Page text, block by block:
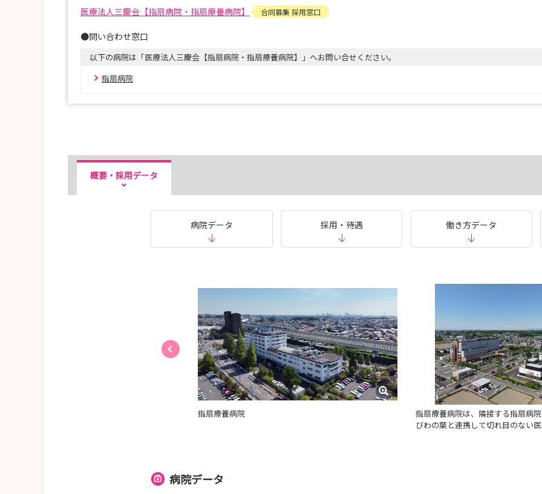
医療法人三慶会【指扇病院・指扇療養病院】 合同募集 採用窓口
●問い合わせ窓口
以下の病院は「医療法人三慶会【指扇病院・指扇療養病院】」へお問い合せください。
指扇病院
概要・採用データ
病院データ 採用・待遇 働き方データ
指扇療養病院
指扇療養病院は、隣接する指扇病
びわの葉と連携して切れ目のない
病院データ